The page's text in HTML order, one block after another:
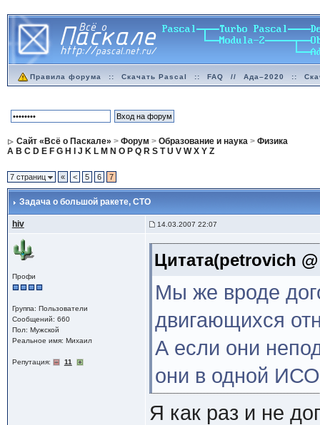
Правила форума :: Скачать Pascal :: FAQ // Ада–2020 ::
Сайт «Всё о Паскале» > Форум > Образование и наука> Физика
A B C D E F G H J K L M N O P Q R S T U V W X Y Z
7 страниц « < 5 6 7
Задача о большой ракете, СТО
hiv 14.03.2007 22:07
Профи
Группа: Пользователи
Сообщений: 660
Пол: Мужской
Реальное имя: Михаил
Репутация: 11
Цитата(petrovich
Мы же вроде
двигающихся
А если они
они в одной
Я как раз и не